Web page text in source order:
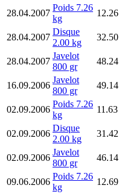
28.04.2007
Poids 7.26
kg
12.26
28.04.2007
Disque
2.00 kg
32.50
28.04.2007
Javelot
800 gr
48.24
16.09.2006
Javelot
800 gr
49.14
02.09.2006
Poids 7.26
kg
11.63
02.09.2006
Disque
2.00 kg
31.42
02.09.2006
Javelot
800 gr
46.14
09.06.2006
Poids 7.26
kg
12.69